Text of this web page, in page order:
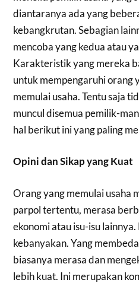
diantaranya ada yang
kebangkrutan. Sebagian
mencoba yang kedua atau
Karakteristik yang mereka
untuk mempengaruhi orang
memulai usaha. Tentu saja
muncul disemua pemilik-
hal berikut ini yang paling
Opini dan Sikap yang Kuat
Orang yang memulai usaha
parpol tertentu, merasa
ekonomi atau isu-isu
kebanyakan. Yang
biasanya merasa dan
lebih kuat. Ini merupakan